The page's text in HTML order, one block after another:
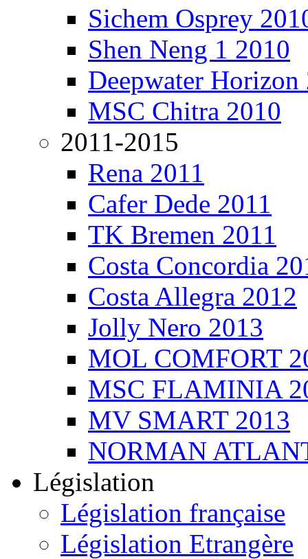
Sichem Osprey
Shen Neng 1 2010
Deepwater Horizon
MSC Chitra 2010
2011-2015
Rena 2011
Cafer Dede 2011
TK Bremen 2011
Costa Concordia
Costa Allegra 2012
Jolly Nero 2013
MOL COMFORT
MSC FLAMINIA
MV SMART 2013
NORMAN
Législation
Législation française
Législation Etrangère